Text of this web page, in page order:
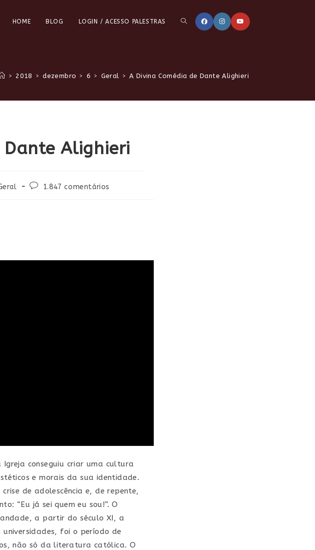
HOME BLOG LOGIN / ACESSO PALESTRAS ALTERNAR
> 2018 > dezembro > 6 > Geral > A Divina Comédia de Dante Alighieri
Dante Alighieri
Comentários
1.847 comentários
conseguiu criar uma cultura
e morais da sua identidade.
de adolescência e, de repente,
“Eu já sei quem eu sou!”. O
a partir do século XI, a
foi o período de
não só da literatura católica. O